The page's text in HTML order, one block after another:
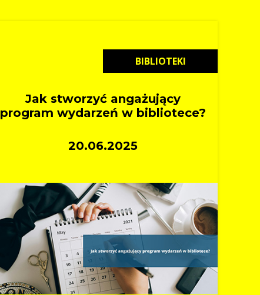
BIBLIOTEKI
Jak stworzyć angażujący
program wydarzeń w bibliotece?
20.06.2025